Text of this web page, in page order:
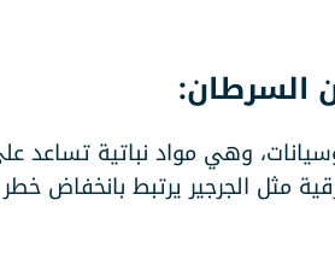
وهي مواد نباتية تساعد
مثل الجرجير يرتبط بانخفاض